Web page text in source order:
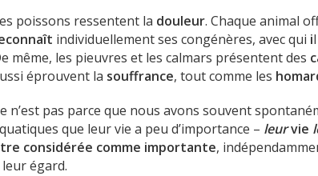
poissons ressentent la douleur. Chaque animal
individuellement ses congénères, avec qui il
même, les pieuvres et les calmars présentent des
éprouvent la souffrance, tout comme les
n’est pas parce que nous avons souvent
que leur vie a peu d’importance – leurvie
considérée comme importante,
leur égard.